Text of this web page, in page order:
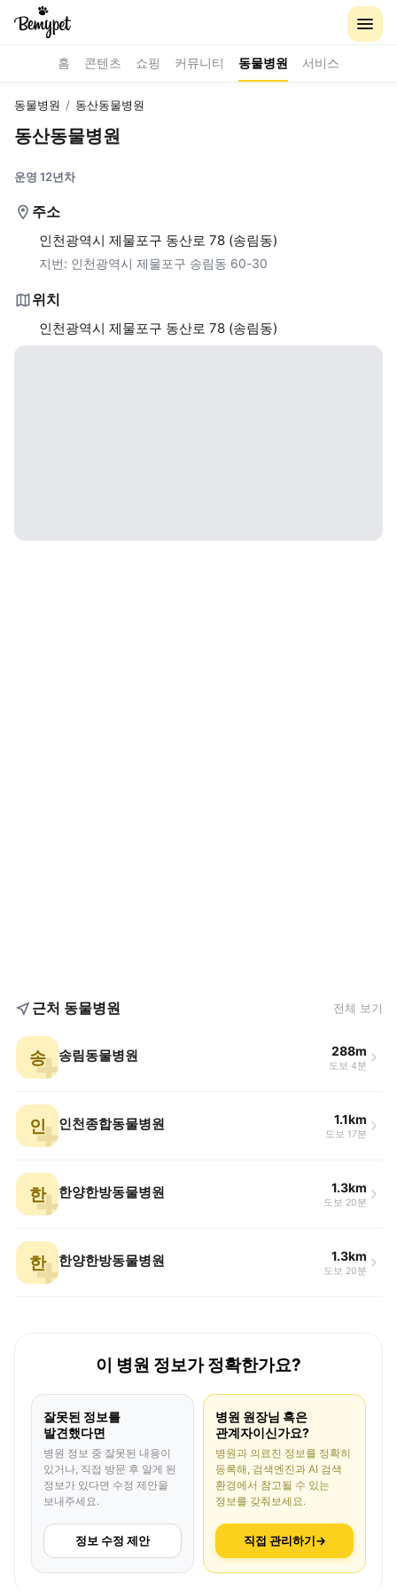
홈 콘텐츠 쇼핑 커뮤니티 동물병원 서비스
동물병원 / 동산동물병원
동산동물병원
운영 12년차
주소
인천광역시 제물포구 동산로 78 (송림동)
지번: 인천광역시 제물포구 송림동 60-30
위치
인천광역시 제물포구 동산로 78 (송림동)
근처 동물병원 전체 보기
송 송림동물병원 288m
도보 4분
인 인천종합동물병원 1.1km
도보 17분
한 한양한방동물병원 1.3km
도보 20분
한 한양한방동물병원 1.3km
도보 20분
이 병원 정보가 정확한가요?
잘못된 정보를
발견했다면
병원 정보 중 잘못된 내용이
있거나, 직접 방문 후 알게 된
정보가 있다면 수정 제안을
보내주세요.
정보 수정 제안
병원 원장님 혹은
관계자이신가요?
병원과 의료진 정보를 정확히
등록해, 검색엔진과 AI 검색
환경에서 참고될 수 있는
정보를 갖춰보세요.
직접 관리하기→